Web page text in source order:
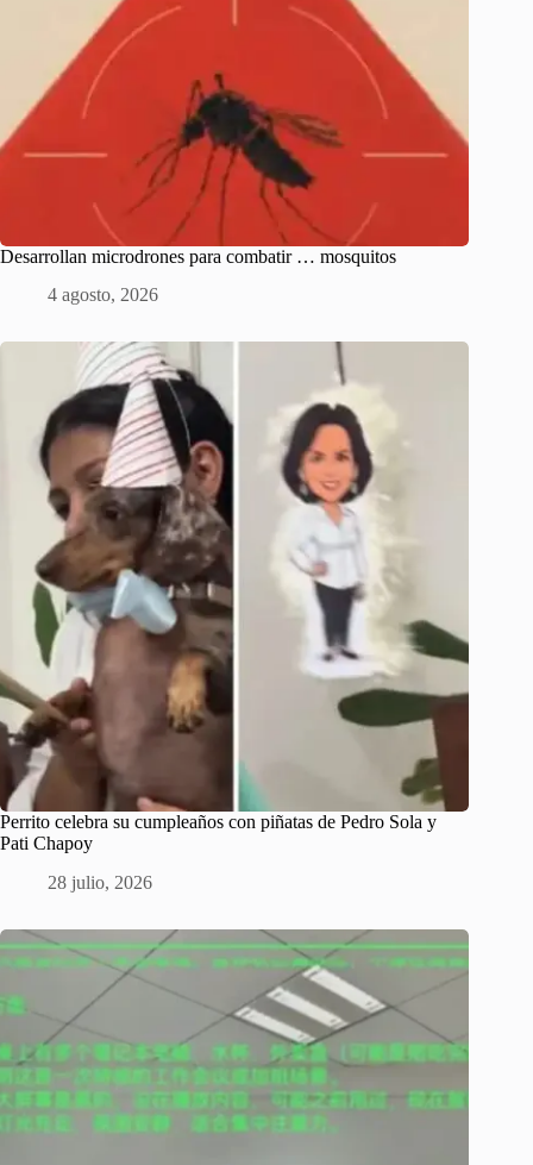
Desarrollan microdrones para combatir … mosquitos
4 agosto, 2026
Perrito celebra su cumpleaños con piñatas de Pedro Sola y
Pati Chapoy
28 julio, 2026